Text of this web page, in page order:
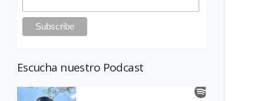
Escucha nuestro Podcast